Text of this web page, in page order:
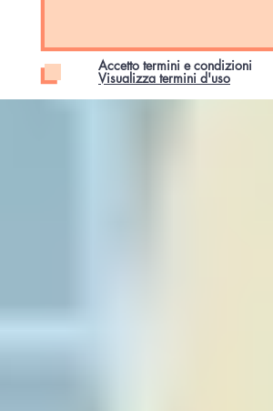
Accetto termini e condizioni
Visualizza termini d'uso